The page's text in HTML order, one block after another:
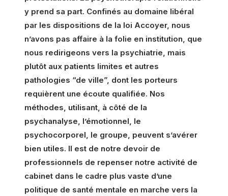
y prend sa part. Confinés au domaine libéral
par les dispositions de la loi Accoyer, nous
n’avons pas affaire à la folie en institution, que
nous redirigeons vers la psychiatrie, mais
plutôt aux patients limites et autres
pathologies “de ville”, dont les porteurs
requièrent une écoute qualifiée. Nos
méthodes, utilisant, à côté de la
psychanalyse, l’émotionnel, le
psychocorporel, le groupe, peuvent s’avérer
bien utiles. Il est de notre devoir de
professionnels de repenser notre activité de
cabinet dans le cadre plus vaste d’une
politique de santé mentale en marche vers la